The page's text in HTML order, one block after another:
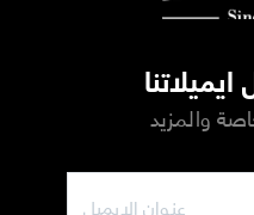
والمزيد